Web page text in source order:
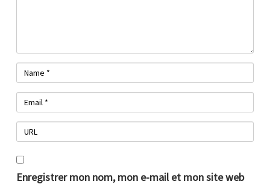
Enregistrer mon nom, mon e-mail et mon site web